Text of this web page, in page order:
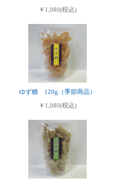
￥1,080(税込)
ゆず糖 120g（季節商品）
￥1,080(税込)